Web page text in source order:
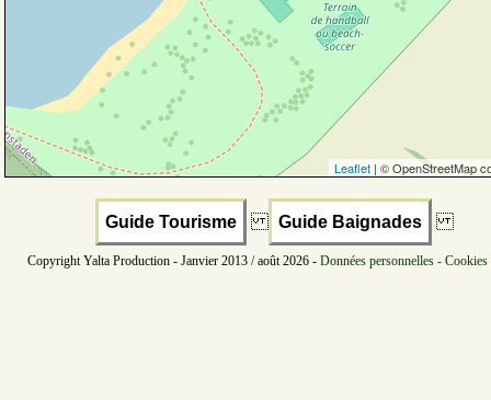
Leaflet | © OpenStreetMap
Guide Tourisme Guide Baignades
Copyright Yalta Production - Janvier 2013 / août 2026 - Données personnelles -